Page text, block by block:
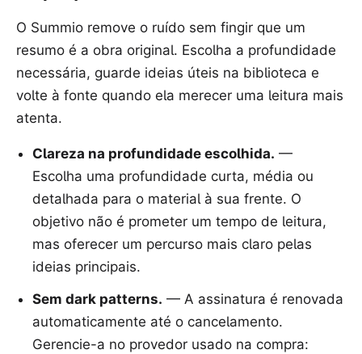
O Summio remove o ruído sem fingir que um
resumo é a obra original. Escolha a profundidade
necessária, guarde ideias úteis na biblioteca e
volte à fonte quando ela merecer uma leitura mais
atenta.
Clareza na profundidade escolhida. —
Escolha uma profundidade curta, média ou
detalhada para o material à sua frente. O
objetivo não é prometer um tempo de leitura,
mas oferecer um percurso mais claro pelas
ideias principais.
Sem dark patterns. — A assinatura é renovada
automaticamente até o cancelamento.
Gerencie-a no provedor usado na compra: